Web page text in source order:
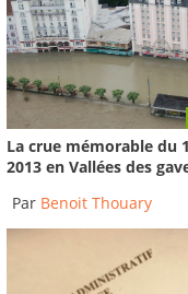
La crue mémorable du
2013 en Vallées des
Par Benoit Thouary